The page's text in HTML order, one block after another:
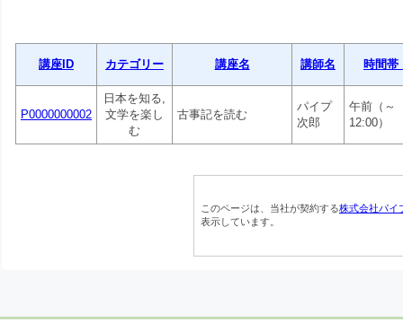
講座ID カテゴリー 講座名 講師名 時間
P0000000002
日本を知る,
文学を楽し
む
古事記を読む
パイプ
次郎
午前（～
12:00）
このページは、当社が契約する株式会社パイ
表示しています。